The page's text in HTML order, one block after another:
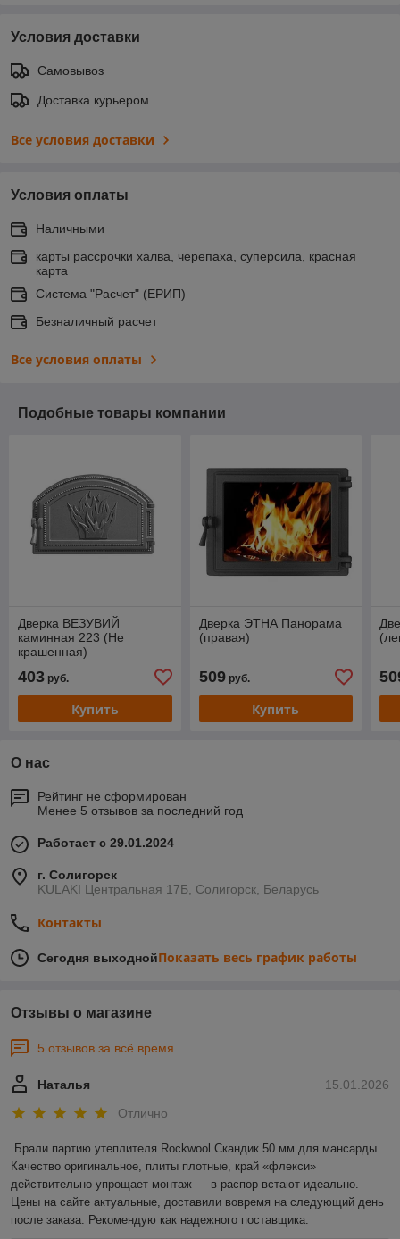
Условия доставки
Самовывоз
Доставка курьером
Все условия доставки
Условия оплаты
Наличными
карты рассрочки халва, черепаха, суперсила, красная
карта
Система "Расчет" (ЕРИП)
Безналичный расчет
Все условия оплаты
Подобные товары компании
Дверка ВЕЗУВИЙ
каминная 223 (Не
крашенная)
403 руб.
Купить
Дверка ЭТНА Панорама
(правая)
509руб.
Купить
О нас
Рейтинг не сформирован
Менее 5 отзывов за последний год
Работает с 29.01.2024
г. Солигорск
KULAKI Центральная 17Б, Солигорск, Беларусь
Контакты
Сегодня выходнойПоказать весь график работы
Отзывы о магазине
5 отзывов за всё время
15.01.2026
Наталья
Отлично
Брали партию утеплителя Rockwool Скандик 50 мм для мансарды.
Качество оригинальное, плиты плотные, край «флекси»
действительно упрощает монтаж — в распор встают идеально.
Цены на сайте актуальные, доставили вовремя на следующий день
после заказа. Рекомендую как надежного поставщика.